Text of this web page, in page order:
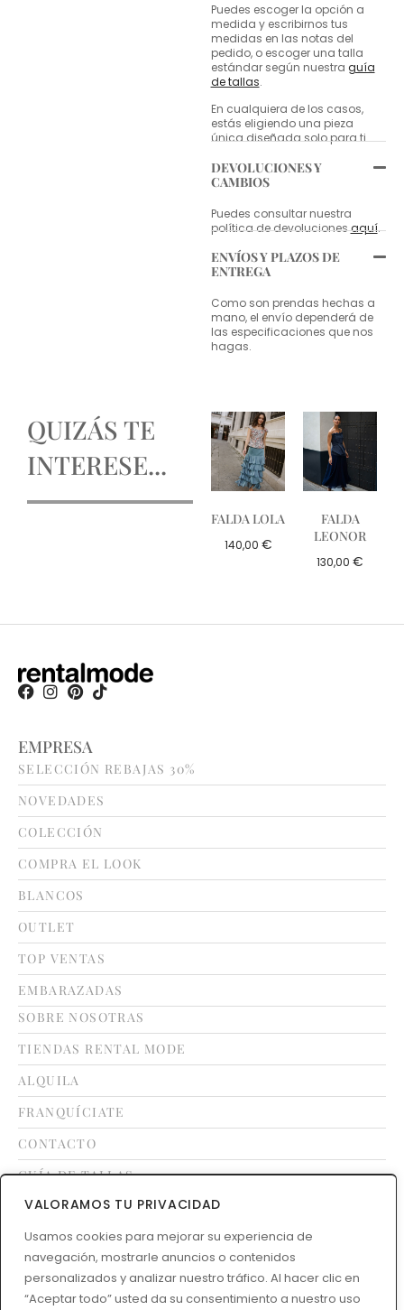
VALORAMOS TU PRIVACIDAD
Usamos cookies para mejorar su experiencia de
navegación, mostrarle anuncios o contenidos
personalizados y analizar nuestro tráfico. Al hacer clic en
“Aceptar todo” usted da su consentimiento a nuestro uso
Puedes escoger la opción a
medida y escribirnos tus
medidas en las notas del
pedido, o escoger una talla
estándar según nuestra guía
de tallas.
En cualquiera de los casos,
estás eligiendo una pieza
única diseñada solo para ti.
DEVOLUCIONES Y
CAMBIOS
Puedes consultar nuestra
política de devolucionesaquí.
ENVÍOS Y PLAZOS DE
ENTREGA
Como son prendas hechas a
mano, el envío dependerá de
las especificaciones que nos
hagas.
QUIZÁS TE
INTERESE...
FALDA LOLA
140,00 €
FALDA
LEONOR
130,00 €
EMPRESA
SELECCIÓN REBAJAS 30%
NOVEDADES
COLECCIÓN
COMPRA EL LOOK
BLANCOS
OUTLET
TOP VENTAS
EMBARAZADAS
SOBRE NOSOTRAS
TIENDAS RENTAL MODE
ALQUILA
FRANQUÍCIATE
CONTACTO
GUÍA DE TALLAS
LEGAL
TÉRMINOS Y CONDICIONES
POLÍTICA DE DEVOLUCIONES